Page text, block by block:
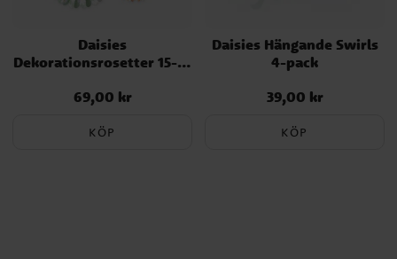
Daisies
Dekorationsrosetter 15-32
Pris:69,00 kr
69,00 kr
KÖP
Daisies Hängande Swirls
4-pack
Pris:39,00 kr
39,00 kr
KÖP